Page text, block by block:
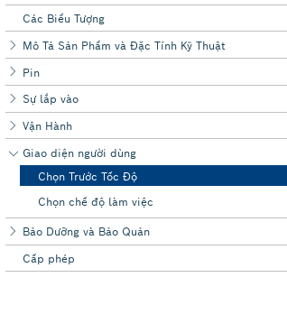
Các Biểu Tượng
Mô Tả Sản Phẩm và Đặc Tính Kỹ Thuật
Pin
Sự lắp vào
Vận Hành
Giao diện người dùng
Chọn Trước Tốc Độ
Chọn chế độ làm việc
Bảo Dưỡng và Bảo Quản
Cấp phép